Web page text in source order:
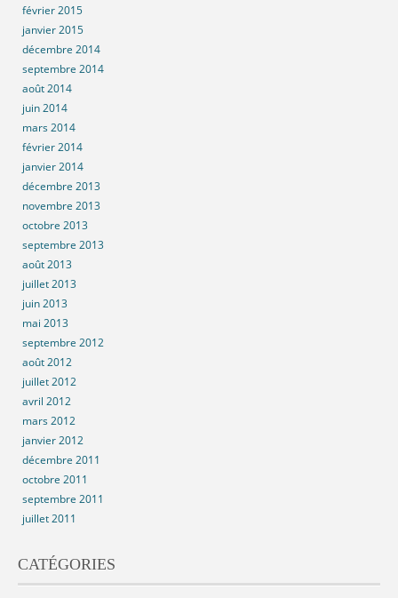
février 2015
janvier 2015
décembre 2014
septembre 2014
août 2014
juin 2014
mars 2014
février 2014
janvier 2014
décembre 2013
novembre 2013
octobre 2013
septembre 2013
août 2013
juillet 2013
juin 2013
mai 2013
septembre 2012
août 2012
juillet 2012
avril 2012
mars 2012
janvier 2012
décembre 2011
octobre 2011
septembre 2011
juillet 2011
CATÉGORIES